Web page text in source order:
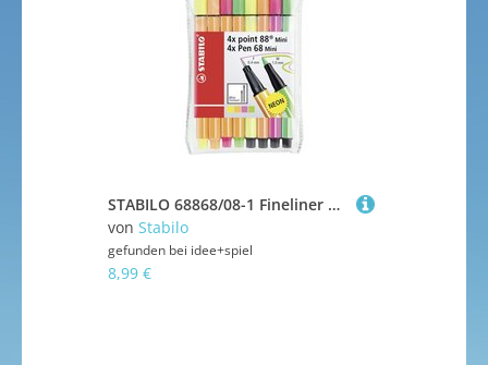
STABILO 68868/08-1 Fineliner & Filzstifte - STABILO point 88 Mini & Pen 68 Mini - 8er Pack - Neonfarben
von Stabilo
gefunden bei idee+spiel
8,99 €